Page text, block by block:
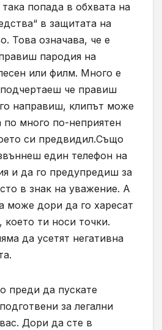
попада в обхвата на
в защитата на
Това означава, че е
пародия на
или филм. Много е
че правиш
направиш, клипът може
по много по-неприятен
си предвидил.Също
един телефон на
и да го предупредиш за
в знак на уважение. А
може дори да го харесат
което ти носи точки.
да усетят негативна
преди да пускате
за легални
Дори да сте в